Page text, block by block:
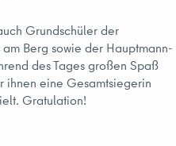
Grundschüler der
Berg sowie der Hauptmann-
des Tages großen Spaß
ihnen eine Gesamtsiegerin
Gratulation!